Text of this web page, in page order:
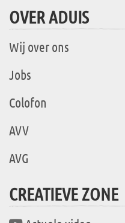
OVER ADUIS
Wij over ons
Jobs
Colofon
AVV
AVG
CREATIEVE ZONE